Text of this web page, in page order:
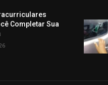
Completar Sua